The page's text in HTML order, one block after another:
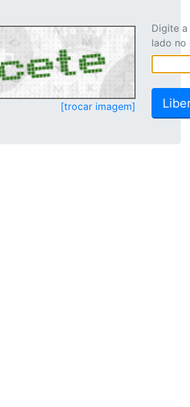
[trocar imagem]
Digite
lado no